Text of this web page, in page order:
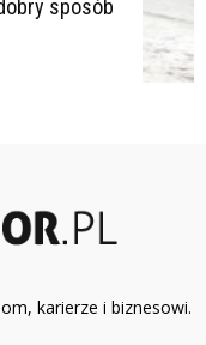
sposób
karierze i biznesowi.